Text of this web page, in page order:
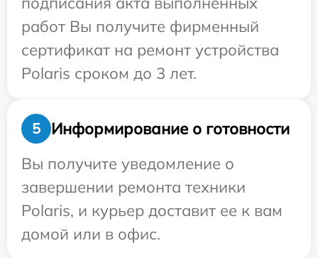
работ Вы получите фирменный
сертификат на ремонт устройства
Polaris сроком до 3 лет.
5
Информирование о готовности
Вы получите уведомление о
завершении ремонта техники
Polaris, и курьер доставит ее к вам
домой или в офис.